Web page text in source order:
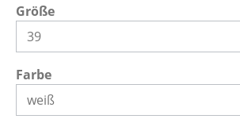
Größeauswählen
Farbeauswählen